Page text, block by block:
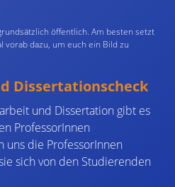
öffentlich. Am besten setzt
vorab dazu, um euch ein Bild zu
Dissertationscheck
und Dissertation gibt es
ProfessorInnen
uns die ProfessorInnen
sich von den Studierenden